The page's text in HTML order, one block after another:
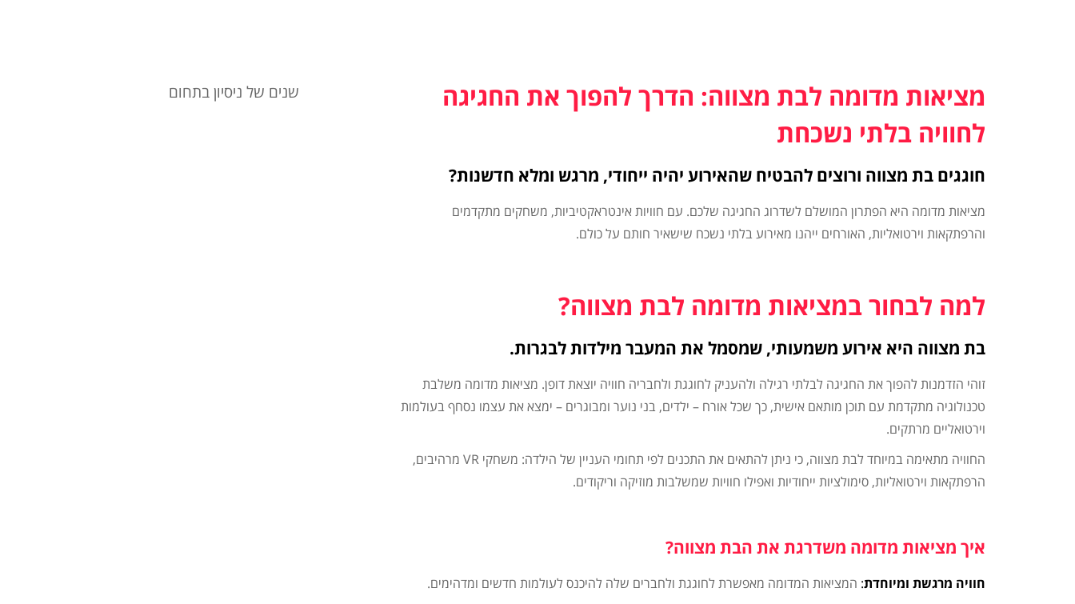
מציאות מדומה לבת מצווה: הדרך להפוך את החגיגה
לחוויה בלתי נשכחת
חוגגים בת מצווה ורוצים להבטיח שהאירוע יהיה ייחודי, מרגש ומלא חדשנות?
מציאות מדומה היא הפתרון המושלם לשדרוג החגיגה שלכם. עם חוויות אינטראקטיביות, משחקים מתקדמים
והרפתקאות וירטואליות, האורחים ייהנו מאירוע בלתי נשכח שישאיר חותם על כולם.
למה לבחור במציאות מדומה לבת מצווה?
בת מצווה היא אירוע משמעותי, שמסמל את המעבר מילדות לבגרות.
זוהי הזדמנות להפוך את החגיגה לבלתי רגילה ולהעניק לחוגגת ולחבריה חוויה יוצאת דופן. מציאות מדומה משלבת
טכנולוגיה מתקדמת עם תוכן מותאם אישית, כך שכל אורח – ילדים, בני נוער ומבוגרים – ימצא את עצמו נסחף בעולמות
וירטואליים מרתקים.
החוויה מתאימה במיוחד לבת מצווה, כי ניתן להתאים את התכנים לפי תחומי העניין של הילדה: משחקי VR מרהיבים,
הרפתקאות וירטואליות, סימולציות ייחודיות ואפילו חוויות שמשלבות מוזיקה וריקודים.
איך מציאות מדומה משדרגת את הבת מצווה?
חוויה מרגשת ומיוחדת: המציאות המדומה מאפשרת לחוגגת ולחברים שלה להיכנס לעולמות חדשים ומדהימים.
שנים של ניסיון בתחום